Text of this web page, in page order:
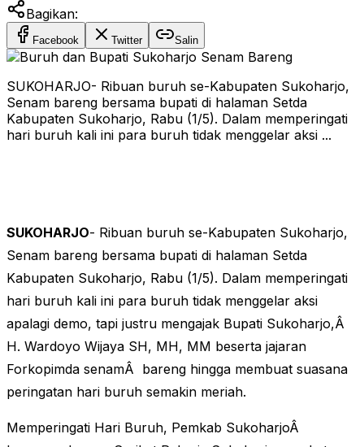
Bagikan:
Facebook Twitter Salin
SUKOHARJO- Ribuan buruh se-Kabupaten Sukoharjo,
Senam bareng bersama bupati di halaman Setda
Kabupaten Sukoharjo, Rabu (1/5). Dalam memperingati
hari buruh kali ini para buruh tidak menggelar aksi ...
SUKOHARJO- Ribuan buruh se-Kabupaten Sukoharjo,
Senam bareng bersama bupati di halaman Setda
Kabupaten Sukoharjo, Rabu (1/5). Dalam memperingati
hari buruh kali ini para buruh tidak menggelar aksi
apalagi demo, tapi justru mengajak Bupati Sukoharjo,Â
H. Wardoyo Wijaya SH, MH, MM beserta jajaran
Forkopimda senamÂ bareng hingga membuat suasana
peringatan hari buruh semakin meriah.
Memperingati Hari Buruh, Pemkab SukoharjoÂ